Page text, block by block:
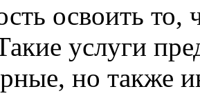
освоить то,
услуги
но также